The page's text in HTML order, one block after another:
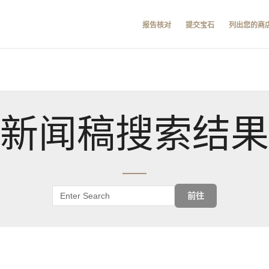
报告核对 提交宝石 列出您的商
新闻稿搜索结果
前往